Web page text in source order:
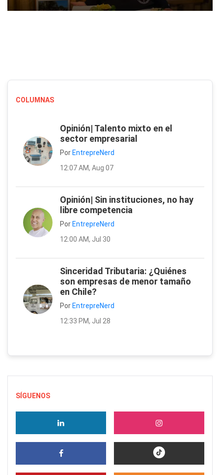
COLUMNAS
Opinión| Talento mixto en el
sector empresarial
Por EntrepreNerd
12:07 AM, Aug 07
Opinión| Sin instituciones, no hay
libre competencia
Por EntrepreNerd
12:00 AM, Jul 30
Sinceridad Tributaria: ¿Quiénes
son empresas de menor tamaño
en Chile?
Por EntrepreNerd
12:33 PM, Jul 28
SÍGUENOS